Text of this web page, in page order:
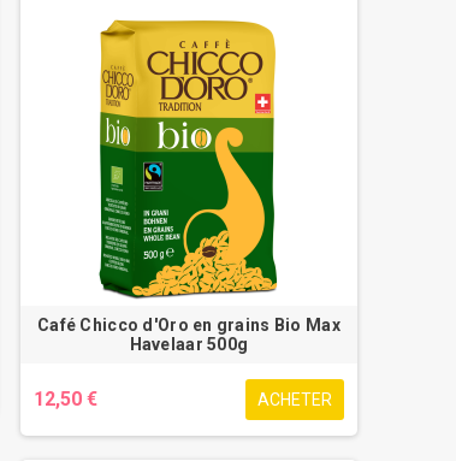
Café Chicco d'Oro en grains Bio Max
Havelaar 500g
12,50 € ACHETER